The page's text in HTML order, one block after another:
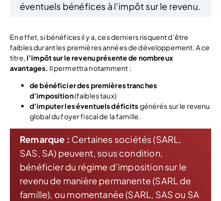
éventuels bénéfices à l’impôt sur le revenu.
En effet, si bénéfices il y a, ces derniers risquent d’être
faibles durant les premières années de développement. A ce
titre,l’impôt sur le revenu présente de nombreux
avantages. Il permettra notamment :
de bénéficier des premières tranches
d’imposition(faibles taux)
d’imputer les éventuels déficitsgénérés sur le revenu
global du foyer fiscal de la famille.
Remarque : Certaines sociétés (SARL,
SAS, SA) peuvent, sous condition,
bénéficier du régime d’imposition sur le
revenu de manière permanente (SARL de
famille), ou momentanée (SARL, SAS ou SA